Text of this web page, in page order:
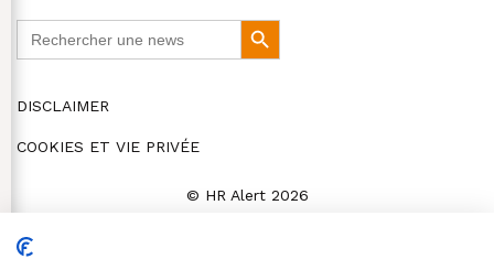
Search
Button
DISCLAIMER
COOKIES ET VIE PRIVÉE
© HR Alert 2026